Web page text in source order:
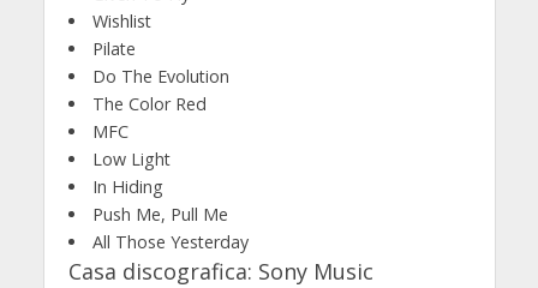
Wishlist
Pilate
Do The Evolution
The Color Red
MFC
Low Light
In Hiding
Push Me, Pull Me
All Those Yesterday
Casa discografica: Sony Music